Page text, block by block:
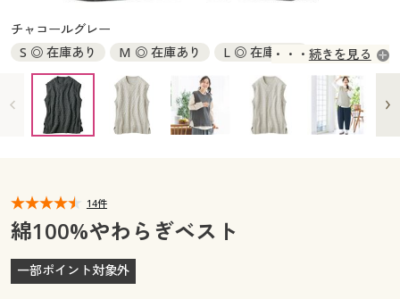
大きいサイズ 事務・制服
カタログ・チラシからのご注文
デジタルカタログ
カタログ無料プレゼント
マイページ
閲覧履歴
カタログ無料プレゼント
会員メニュー
閲覧履歴
チャコールグレー
S ◎ 在庫あり
M ◎ 在庫あり
L ◎ 在庫あり
LL ○ 在庫わずか
3L × 完売
続きを見る
14件
綿100%やわらぎベスト
一部ポイント対象外